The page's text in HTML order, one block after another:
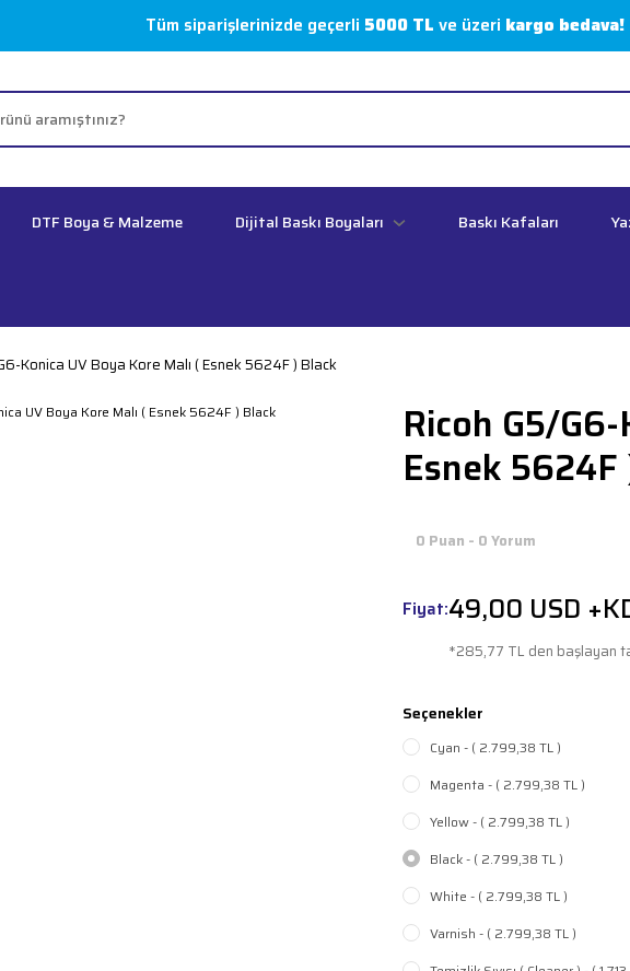
Tüm siparişlerinizde geçerli 5000 TL ve üzeri kargo bedava!
DTF Boya & Malzeme Dijital Baskı Boyaları Baskı Kafaları
Konica UV Boya Kore Malı ( Esnek 5624F ) Black
Ricoh G5/
Esnek
0 Puan - 0 Yorum
Fiyat:49,00 USD
*285,77 TL den başlayan
Seçenekler
Cyan - ( 2.799,38 TL )
Magenta - ( 2.799,38 TL )
Yellow - ( 2.799,38 TL )
Black - ( 2.799,38 TL )
White - ( 2.799,38 TL )
Varnish - ( 2.799,38 TL )